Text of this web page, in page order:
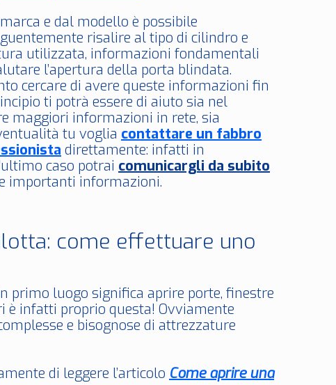
e dal modello è possibile
risalire al tipo di cilindro e
utilizzata, informazioni fondamentali
l’apertura della porta blindata.
cercare di avere queste informazioni fin
ti potrà essere di aiuto sia nel
maggiori informazioni in rete, sia
tu voglia contattare un fabbro
direttamente: infatti in
caso potrai comunicargli da subito
importanti informazioni.
come effettuare uno
primo luogo significa aprire porte, finestre
è infatti proprio questa! Ovviamente
e bisognose di attrezzature
di leggere l’articolo Come aprire una